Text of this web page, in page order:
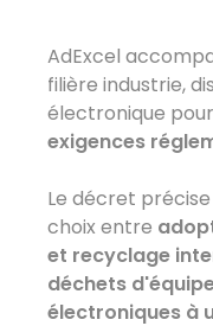
AdExcel
filière industrie,
électronique pour
exigences
Le décret
choix entre
et recyclage
déchets
électroniques à